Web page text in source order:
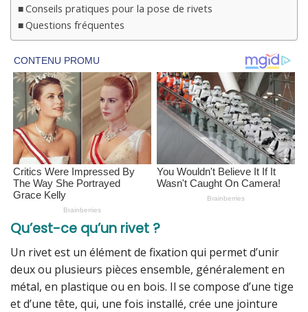
Conseils pratiques pour la pose de rivets
Questions fréquentes
Qu’est-ce qu’un rivet ?
Un rivet est un élément de fixation qui permet d’unir
deux ou plusieurs pièces ensemble, généralement en
métal, en plastique ou en bois. Il se compose d’une tige
et d’une tête, qui, une fois installé, crée une jointure